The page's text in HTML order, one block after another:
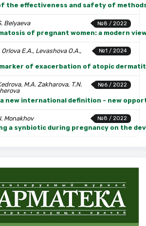
the effectiveness and safety of
№8 / 2022
Belyaeva
of pregnant women: a modern
№1 / 2024
E.A., Levashova O.A.,
of exacerbation of atopic
№6 / 2022
M.A. Zakharova, T.N.
new international definition - new
№8 / 2022
Monakhov
a synbiotic during pregnancy on the